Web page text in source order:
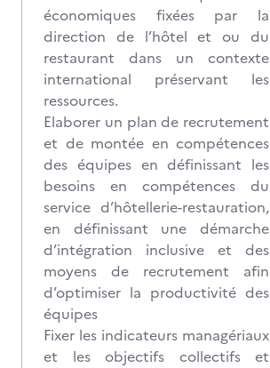
économiques fixées par la
direction de l’hôtel et ou du
restaurant dans un contexte
international préservant les
ressources.
Elaborer un plan de recrutement
et de montée en compétences
des équipes en définissant les
besoins en compétences du
service d’hôtellerie-restauration,
en définissant une démarche
d’intégration inclusive et des
moyens de recrutement afin
d’optimiser la productivité des
équipes
Fixer les indicateurs managériaux
et les objectifs collectifs et